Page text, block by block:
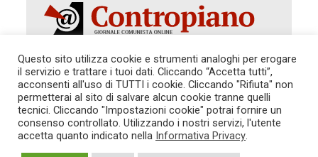
Autorizzazione del Tribunale di Roma 286 del 31
dicembre 2014. Direttore Responsabile: Sergio
Cararo. Indirizzo: V.Casalbruciato 27- sc. B - 00159
Tel. 06.640.122.19 -redazione@contropiano.org
Questo sito utilizza cookie e strumenti analoghi per erogare
il servizio e trattare i tuoi dati. Cliccando “Accetta tutti”,
acconsenti all'uso di TUTTI i cookie. Cliccando "Rifiuta" non
permetterai al sito di salvare alcun cookie tranne quelli
tecnici. Cliccando "Impostazioni cookie" potrai fornire un
consenso controllato. Utilizzando i nostri servizi, l'utente
accetta quanto indicato nella Informativa Privacy.